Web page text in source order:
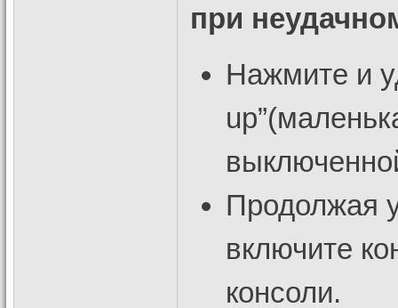
при
Нажмите и
Продолжая
включите
консоли.